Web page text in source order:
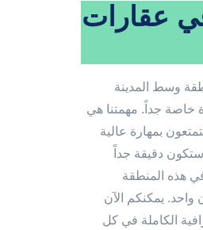
عقارات
وسط المدينة
خاصة جداً. مهمتنا هي
بمهارة عالية
دقيقة جداً
في هذه المنطقة
واحد. يمكنكم الآن
الكاملة في كل